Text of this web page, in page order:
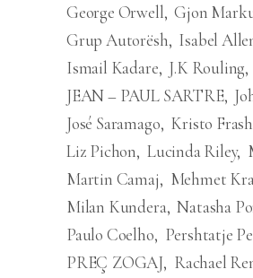
George Orwell Gjon
Grup Autorësh
Isabel
Ismail Kadare J.K Rouling
JEAN – PAUL SARTRE
José Saramago Kristo
Liz Pichon
Lucinda Riley
Martin Camaj
Mehmet
Milan Kundera Natasha
Paulo Coelho
Pershtatje
PREÇ ZOGAJ
Rachael